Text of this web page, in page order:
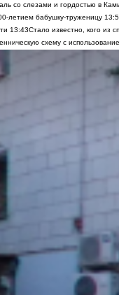
со слезами и гордостью в
летием бабушку-труженицу
13:43Стало известно, кого из
схему с